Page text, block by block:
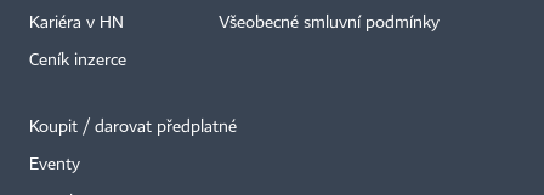
Kariéra v HN
Ceník inzerce
Všeobecné smluvní podmínky
Koupit / darovat předplatné
Eventy